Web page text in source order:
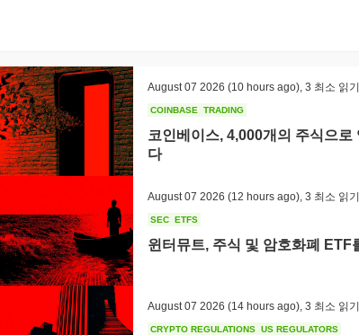
August 07 2026 (10 hours ago) 3 최소 읽기
COINBASE TRADING
코인베이스, 4,000개의 주식으
다
August 07 2026 (12 hours ago) 3 최소 읽기
SEC ETFS
윈터뮤트, 주식 및 암호화폐
August 07 2026 (14 hours ago) 3 최소 읽기
CRYPTO REGULATIONS US REGULATORS